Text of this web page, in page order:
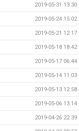
2019-05-31 13:30
2019-05-24 15:02
2019-05-21 12:17
2019-05-18 18:42
2019-05-17 06:44
2019-05-14 11:03
2019-05-13 12:58
2019-05-06 13:14
2019-04-26 22:39